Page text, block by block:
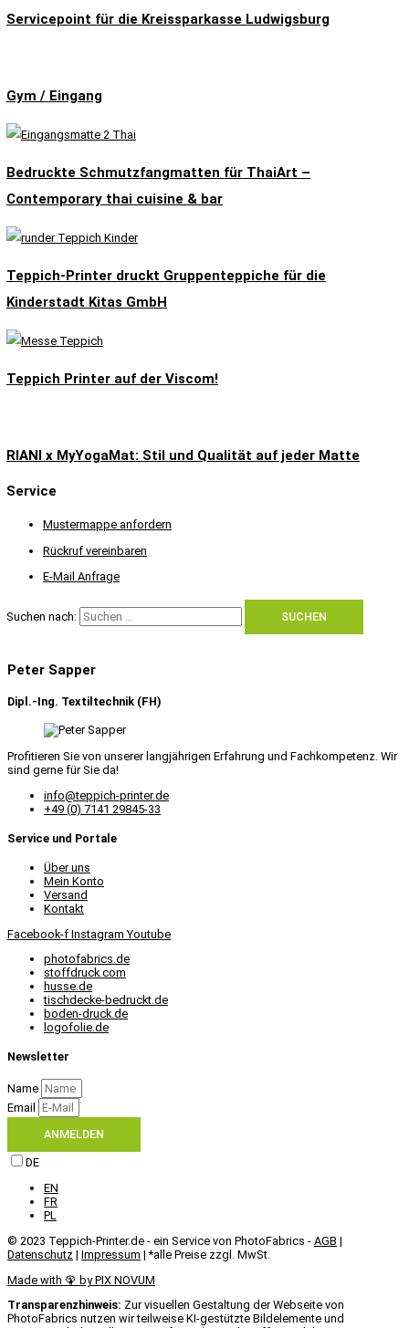
Servicepoint für die Kreissparkasse Ludwigsburg
Gym / Eingang
Bedruckte Schmutzfangmatten für ThaiArt –
Contemporary thai cuisine & bar
Teppich-Printer druckt Gruppenteppiche für die
Kinderstadt Kitas GmbH
Teppich Printer auf der Viscom!
RIANI x MyYogaMat: Stil und Qualität auf jeder Matte
Service
Mustermappe anfordern
Rückruf vereinbaren
E-Mail Anfrage
Suchen nach:
Peter Sapper
Dipl.-Ing. Textiltechnik (FH)
Profitieren Sie von unserer langjährigen Erfahrung und Fachkompetenz. Wir
sind gerne für Sie da!
info@teppich-printer.de
+49 (0) 7141 29845-33
Service und Portale
Über uns
Mein Konto
Versand
Kontakt
Facebook-f Instagram Youtube
photofabrics.de
stoffdruck.com
husse.de
tischdecke-bedruckt.de
boden-druck.de
logofolie.de
Newsletter
Name
Email
ANMELDEN
DE
EN
FR
PL
© 2023 Teppich-Printer.de - ein Service von PhotoFabrics - AGB |
Datenschutz | Impressum | *alle Preise zzgl. MwSt.
Made with 🦚 by PIX NOVUM​
Transparenzhinweis: Zur visuellen Gestaltung der Webseite von
PhotoFabrics nutzen wir teilweise KI-gestützte Bildelemente und